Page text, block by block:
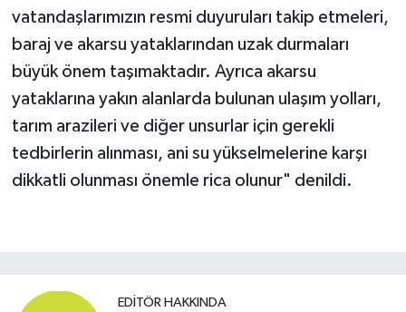
vatandaşlarımızın resmi duyuruları takip etmeleri,
baraj ve akarsu yataklarından uzak durmaları
büyük önem taşımaktadır. Ayrıca akarsu
yataklarına yakın alanlarda bulunan ulaşım yolları,
tarım arazileri ve diğer unsurlar için gerekli
tedbirlerin alınması, ani su yükselmelerine karşı
dikkatli olunması önemle rica olunur" denildi.
EDITÖR HAKKINDA